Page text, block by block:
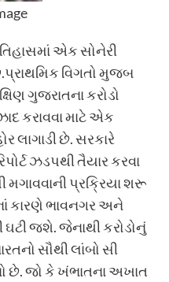
એક સોનેરી
વિગતો મુજબ
ગુજરાતના કરોડો
કરાવવા માટે એક
લાગાડી છે. સરકારે
ઝડપથી તૈયાર કરવા
પ્રક્રિયા શરૂ
કારણે ભાવનગર અને
જશે. જેનાથી કરોડોનું
સૌથી લાંબો સી
છે. જો કે ખંભાતના અખાત